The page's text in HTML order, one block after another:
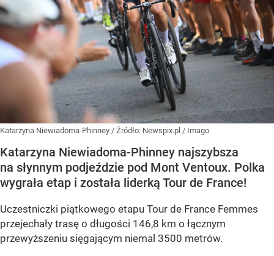
Katarzyna Niewiadoma-Phinney / Źródło: Newspix.pl / Imago
Katarzyna Niewiadoma-Phinney najszybsza
na słynnym podjeździe pod Mont Ventoux. Polka
wygrała etap i została liderką Tour de France!
Uczestniczki piątkowego etapu Tour de France Femmes
przejechały trasę o długości 146,8 km o łącznym
przewyższeniu sięgającym niemal 3500 metrów.